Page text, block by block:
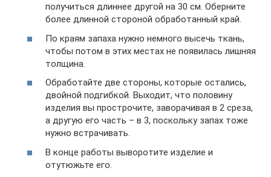
получиться длиннее другой на 30 см. Оберните
более длинной стороной обработанный край.
По краям запаха нужно немного высечь ткань,
чтобы потом в этих местах не появилась лишняя
толщина.
Обработайте две стороны, которые остались,
двойной подгибкой. Выходит, что половину
изделия вы прострочите, заворачивая в 2 среза,
а другую его часть – в 3, поскольку запах тоже
нужно встрачивать.
В конце работы выворотите изделие и
отутюжьте его.